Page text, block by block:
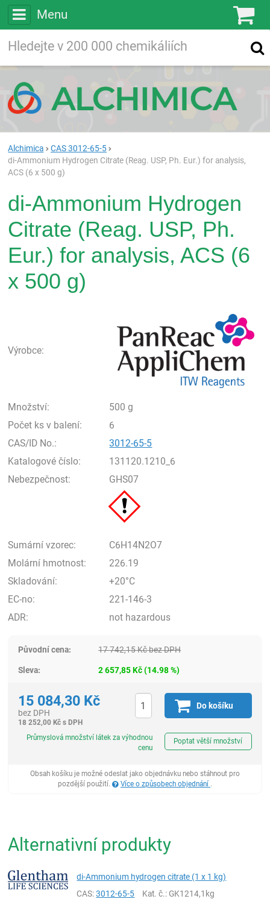
Menu
Vyhledávání
Alchimica
CAS 3012-65-5
di-Ammonium Hydrogen Citrate (Reag. USP, Ph. Eur.) for analysis,
ACS (6 x 500 g)
di-Ammonium Hydrogen
Citrate (Reag. USP, Ph.
Eur.) for analysis, ACS (6
x 500 g)
Výrobce:
Množství:
500 g
Počet ks v balení:
6
CAS/ID No.:
3012-65-5
Katalogové číslo:
131120.1210_6
Nebezpečnost:
GHS07
Sumární vzorec:
C6H14N2O7
Molární hmotnost:
226.19
Skladování:
+20°C
EC-no:
221-146-3
ADR:
not hazardous
Původní cena: 17 742,15Kčbez DPH
Sleva: 2 657,85Kč(14.98%)
15 084,30 Kč
bez DPH
18 252,00 Kč s DPH
Do košíku
Průmyslová množství látek za výhodnou
cenu
Poptat větší množství
Obsah košíku je možné odeslat jako objednávku nebo stáhnout pro
pozdější použití.
Více o způsobech objednání
Alternativní produkty
di-Ammonium hydrogen citrate (1 x 1 kg)
CAS:3012-65-5 Kat. č.: GK1214,1kg